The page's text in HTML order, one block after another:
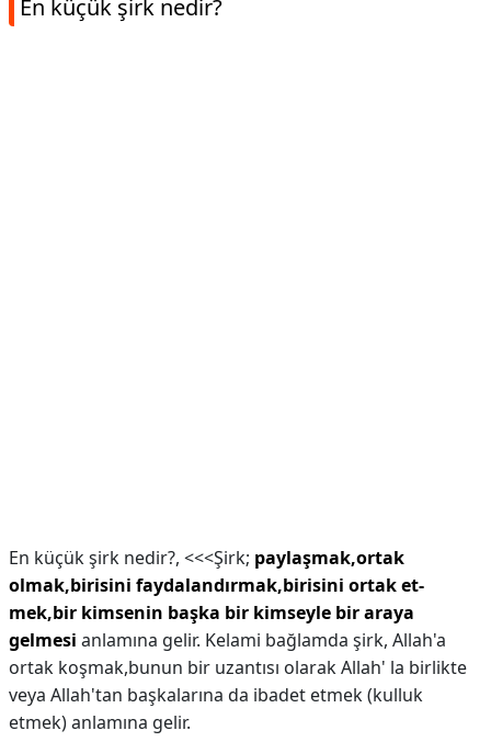
En küçük şirk nedir?
En küçük şirk nedir?, <<<Şirk; paylaşmak,ortak
olmak,birisini faydalandırmak,birisini ortak et-
mek,bir kimsenin başka bir kimseyle bir araya
gelmesi anlamına gelir. Kelami bağlamda şirk, Allah'a
ortak koşmak,bunun bir uzantısı olarak Allah' la birlikte
veya Allah'tan başkalarına da ibadet etmek (kulluk
etmek) anlamına gelir.